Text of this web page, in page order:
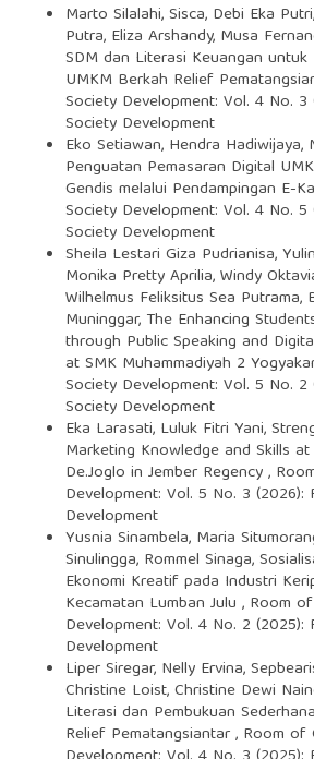
Marto Silalahi, Sisca, Debi Eka
Putra, Eliza Arshandy, Musa
SDM dan Literasi Keuangan
UMKM Berkah Relief
Society Development: Vol. 4 No.
Society Development
Eko Setiawan, Hendra Hadiwijaya,
Penguatan Pemasaran Digital
Gendis melalui Pendampingan E-
Society Development: Vol. 4 No.
Society Development
Sheila Lestari Giza Pudrianisa,
Monika Pretty Aprilia, Windy
Wilhelmus Feliksitus Sea Putrama,
Muninggar, The Enhancing
through Public Speaking and
at SMK Muhammadiyah 2
Society Development: Vol. 5 No.
Society Development
Eka Larasati, Luluk Fitri Yani,
Marketing Knowledge and Skills
De.Joglo in Jember Regency,
Development: Vol. 5 No. 3
Development
Yusnia Sinambela, Maria
Sinulingga, Rommel Sinaga,
Ekonomi Kreatif pada Industri
Kecamatan Lumban Julu , Room
Development: Vol. 4 No. 2
Development
Liper Siregar, Nelly Ervina,
Christine Loist, Christine Dewi
Literasi dan Pembukuan
Relief Pematangsiantar, Room of